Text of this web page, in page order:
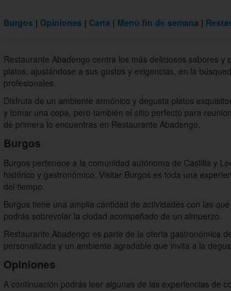
Burgos Opiniones Carta Menú fin de semana
Restaurante Abadengo centra los más deliciosos sabores
platos, ajustándose a sus gustos y exigencias, en la
profesionales.
Disfruta de un ambiente armónico y degusta platos
y tomar una copa, pero también el sitio perfecto para
de primera lo encuentras en Restaurante Abadengo.
Burgos
Burgos pertenece a la comunidad autónoma de Castilla y
histórico y gastronómico. Visitar Burgos es toda una
del tiempo.
Burgos tiene una amplia cantidad de actividades con las
podrás sobrevolar la ciudad acompañado de un almuerzo.
Restaurante Abadengo es parte de la oferta gastronómica
personalizada y un ambiente agradable que invita a la
Opiniones
A continuación podrás leer algunas de las experiencias de